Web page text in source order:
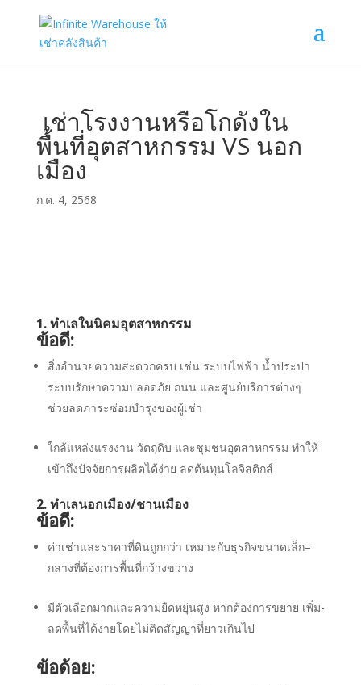
เช่าโรงงานหรือโกดังใน
พื้นที่อุตสาหกรรม VS นอก
เมือง
ก.ค. 4, 2568
1. ทำเลในนิคมอุตสาหกรรม
ข้อดี:
สิ่งอำนวยความสะดวกครบ เช่น ระบบไฟฟ้า น้ำประปา
ระบบรักษาความปลอดภัย ถนน และศูนย์บริการต่างๆ
ช่วยลดภาระซ่อมบำรุงของผู้เช่า
ใกล้แหล่งแรงงาน วัตถุดิบ และชุมชนอุตสาหกรรม ทำให้
เข้าถึงปัจจัยการผลิตได้ง่าย ลดต้นทุนโลจิสติกส์
2. ทำเลนอกเมือง/ชานเมือง
ข้อดี:
ค่าเช่าและราคาที่ดินถูกกว่า เหมาะกับธุรกิจขนาดเล็ก–
กลางที่ต้องการพื้นที่กว้างขวาง
มีตัวเลือกมากและความยืดหยุ่นสูง หากต้องการขยาย เพิ่ม-
ลดพื้นที่ได้ง่ายโดยไม่ติดสัญญาที่ยาวเกินไป
ข้อด้อย: